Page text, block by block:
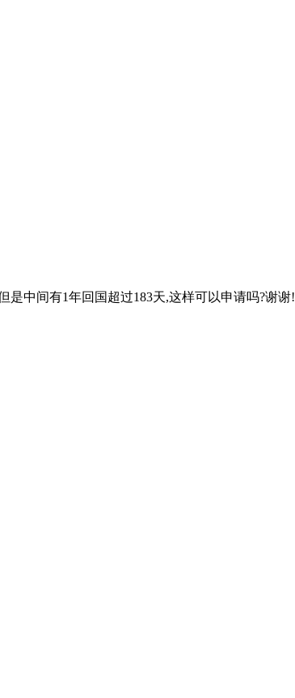
是中间有1年回国超过183天,这样可以申请吗?谢谢!